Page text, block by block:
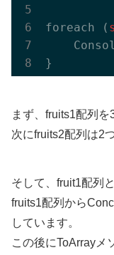
foreach (
まず、fruits1配列を
次にfruits2配列は2
そして、fruit1配列
fruits1配列から
しています。
この後にToArrayメ